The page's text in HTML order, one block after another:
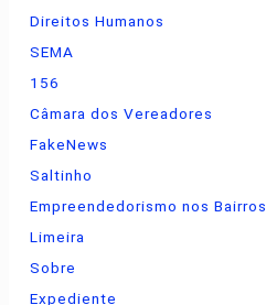
Direitos Humanos
SEMA
156
Câmara dos Vereadores
FakeNews
Saltinho
Empreendedorismo nos Bairros
Limeira
Sobre
Expediente